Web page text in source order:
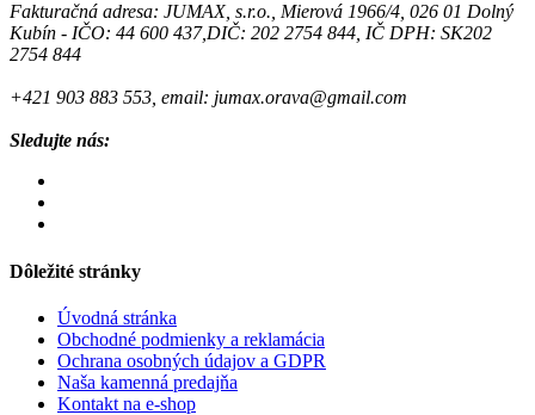
Fakturačná adresa: JUMAX, s.r.o., Mierová 1966/4, 026 01 Dolný
Kubín - IČO: 44 600 437,DIČ: 202 2754 844, IČ DPH: SK202
2754 844
+421 903 883 553, email: jumax.orava@gmail.com
Sledujte nás:
Dôležité stránky
Úvodná stránka
Obchodné podmienky a reklamácia
Ochrana osobných údajov a GDPR
Naša kamenná predajňa
Kontakt na e-shop